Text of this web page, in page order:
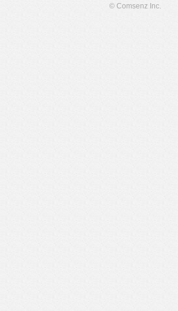
© Comsenz Inc.